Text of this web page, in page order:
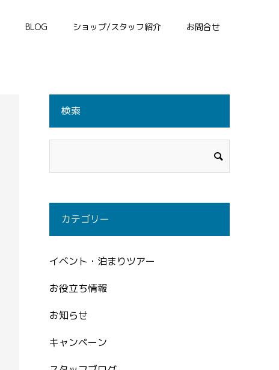
BLOG ショップ/スタッフ紹介 お問合せ
検索
カテゴリー
イベント・泊まりツアー
お役立ち情報
お知らせ
キャンペーン